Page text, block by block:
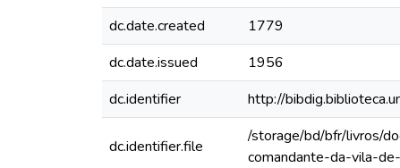
dc.date.created
1779
dc.date.issued
1956
dc.identifier
http://
dc.identifier.file
/storage/bd/bfr/livros/
comandante-da-vila-